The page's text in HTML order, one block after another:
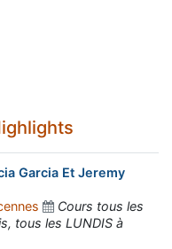
Garcia Et Jeremy
Cours tous les
tous les LUNDIS à